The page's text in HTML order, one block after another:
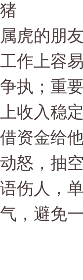
猪
属虎的朋
工作上容
争执；重
上收入稳
借资金给
动怒，抽
语伤人，
气，避免